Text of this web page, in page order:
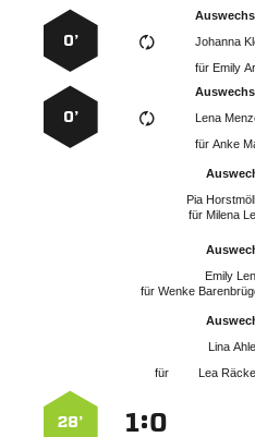

für 
0’

für
0’

für 

für

für

:
28’